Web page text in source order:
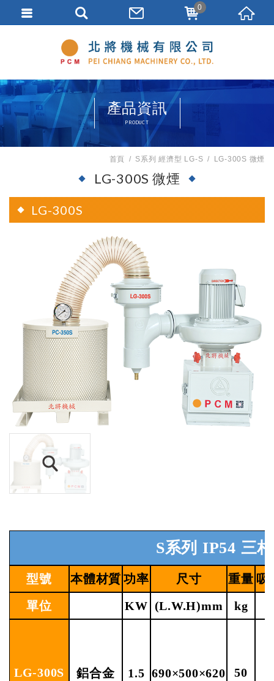
產品資訊
PRODUCT
首頁 S系列 經濟型 LG-S LG-300S 微煙
LG-300S 微煙
LG-300S
S系列 IP54 三相
型號 本體材質 功率 尺寸 重量 吸
單位
KW (L.W.H)mm kg
LG-300S 鋁合金 1.5 690×500×620 50
0